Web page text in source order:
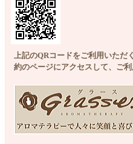
上記のQRコードをご利用いただ
約のページにアクセスして、ご利